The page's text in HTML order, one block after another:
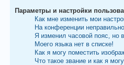
Параметры и настройки
Как мне изменить мои
На конференции
Я изменил часовой пояс, но
Моего языка нет в списке!
Как я могу поместить
Что такое звание и как я